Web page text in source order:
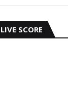
LIVE SCORE